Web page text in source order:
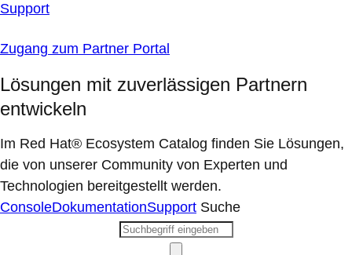
Support
Zugang zum Partner Portal
Lösungen mit zuverlässigen Partnern
entwickeln
Im Red Hat® Ecosystem Catalog finden Sie Lösungen,
die von unserer Community von Experten und
Technologien bereitgestellt werden.
ConsoleDokumentationSupport Suche